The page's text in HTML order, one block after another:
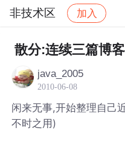
非技术区 加入
社区 非技术区 帖
散分:连续三篇博
java_2005
2010-06-08
闲来无事,开始整理自己
不时之用)